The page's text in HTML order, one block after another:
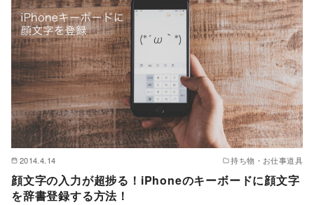
2014.4.14 持ち物・お仕事道具
顔文字の入力が超捗る！iPhoneのキーボードに顔文字
を辞書登録する方法！